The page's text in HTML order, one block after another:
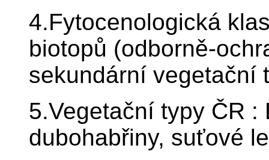
4.Fytocenologická
biotopů (odborně-
sekundární vegetační
5.Vegetační typy ČR
dubohabřiny, suťové